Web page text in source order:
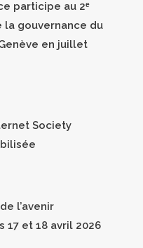
participe au 2ᵉ
la gouvernance du
en juillet
Society
l’avenir
17 et 18 avril 2026